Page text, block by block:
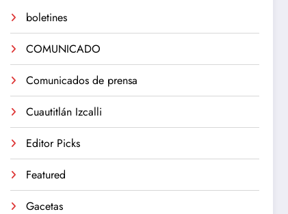
boletines
COMUNICADO
Comunicados de prensa
Cuautitlán Izcalli
Editor Picks
Featured
Gacetas